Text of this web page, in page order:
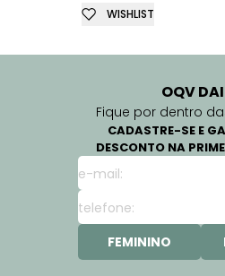
WISHLIST
OQV
Fique por dentro
CADASTRE-SE E
DESCONTO NA
FEMININO